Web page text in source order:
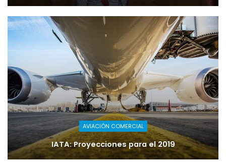
AVIACIÓN COMERCIAL
IATA: Proyecciones para el 2019